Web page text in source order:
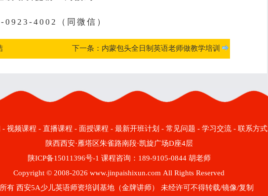
0923-4002（同微信）
下一条：内蒙包头全日制英语老师做教学培训
- 视频课程 - 直播课程 - 面授课程 - 最新开班计划 - 常见问题 - 学习交流- 联系方式
陕西西安·雁塔区朱雀路南段·凯旋广场D座4层
陕ICP备15011396号-1 课程咨询：189-9105-0844 胡老师
Copyright © 2008-2026 www.jinpaishixun.com All Rights Reserved
有 西安5A少儿英语师资培训基地（金牌讲师） 未经许可不得转载/镜像/复制